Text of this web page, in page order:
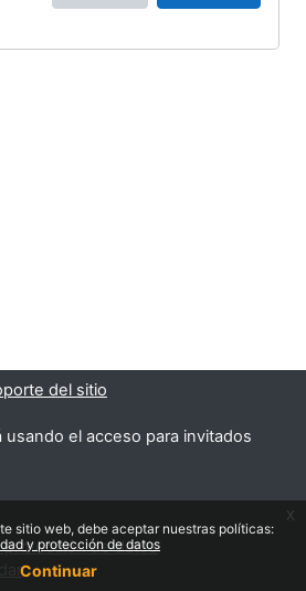
del sitio
el acceso para invitados
protección de datos
sitio web, debe aceptar nuestras políticas:
y protección de datos
Continuar
x